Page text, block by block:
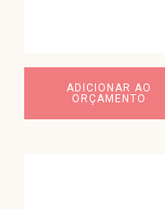
ADICIONAR AO
ORÇAMENTO